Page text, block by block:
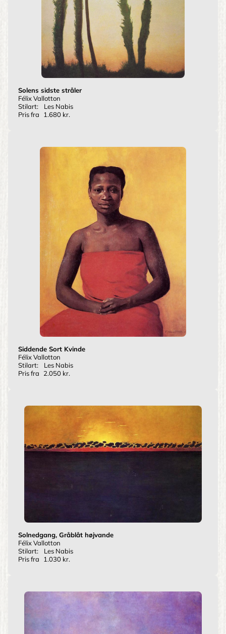
Solens sidste stråler
Félix Vallotton
Stilart:
Les Nabis
Pris fra
1.680 kr.
Siddende Sort Kvinde
Félix Vallotton
Stilart:
Les Nabis
Pris fra
2.050 kr.
Solnedgang, Gråblåt højvande
Félix Vallotton
Stilart:
Les Nabis
Pris fra
1.030 kr.